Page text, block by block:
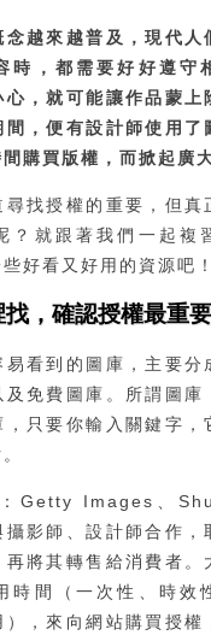
念越來越普及，現代人
時，都需要好好遵守
心，就可能讓作品蒙上
，便有設計師使用了
購買版權，而掀起廣
找授權的重要，但真
？就跟著我們一起複
好看又好用的資源吧！
，確認授權最重要
看到的圖庫，主要分
及免費圖庫。所謂圖庫
只要你輸入關鍵字，
Getty Images、
影師、設計師合作，
將其轉售給消費者。
時間（一次性、時效
），來向網站購買授權